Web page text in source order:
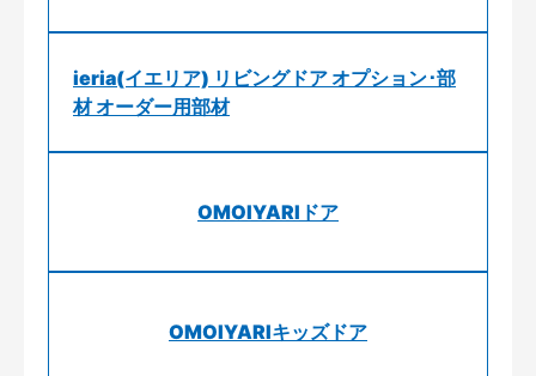
ieria(イエリア) リビングドア オプション･部
材 オーダー用部材
OMOIYARIドア
OMOIYARIキッズドア